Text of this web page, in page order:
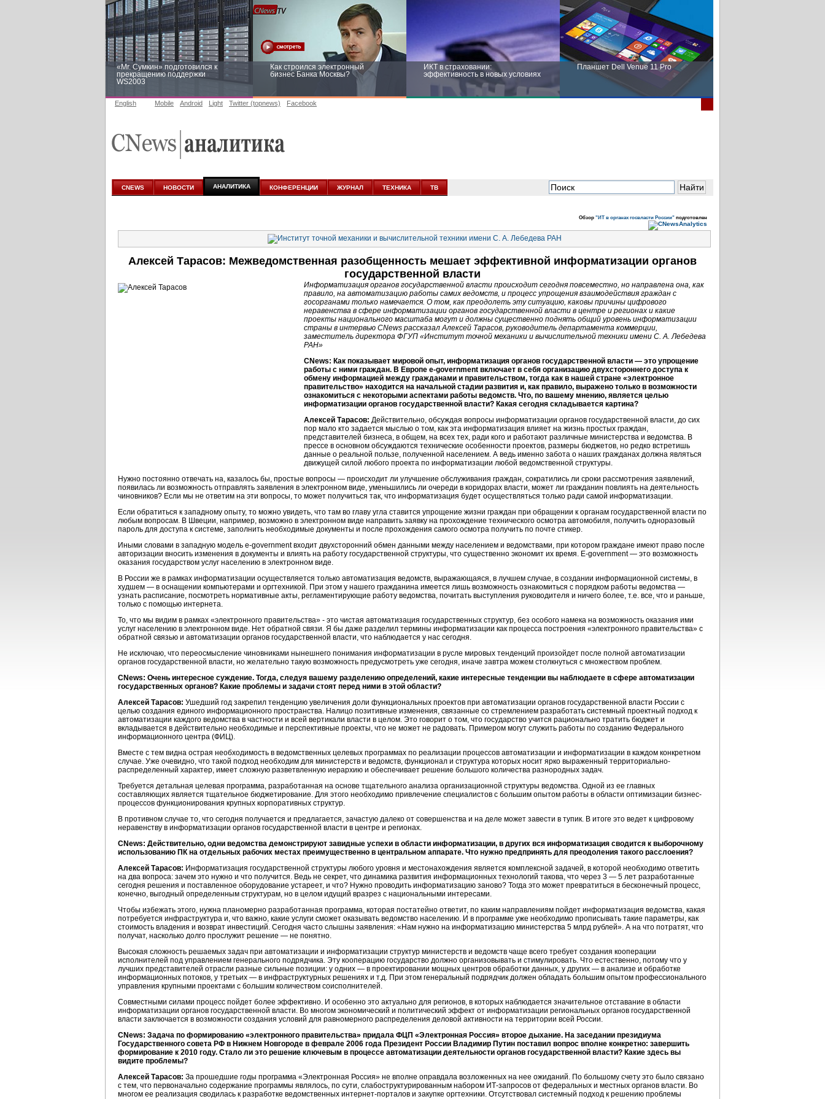
«Mr. Сумкин» подготовился к
прекращению поддержки
WS2003
Как строился электронный
бизнес Банка Москвы?
ИКТ в страховании:
эффективность в новых условиях
Планшет Dell Venue 11 Pro
аналитике
новых условиях
English Mobile Android Light Twitter (topnews) Facebook
CNEWS НОВОСТИ АНАЛИТИКА КОНФЕРЕНЦИИ ЖУРНАЛ ТЕХНИКА ТВ
Обзор "ИТ в органах госвласти России" подготовлен
Алексей Тарасов: Межведомственная разобщенность мешает эффективной информатизации органов
государственной власти
Информатизация органов государственной власти происходит сегодня повсеместно, но направлена она, как
правило, на автоматизацию работы самих ведомств, и процесс упрощения взаимодействия граждан с
госорганами только намечается. О том, как преодолеть эту ситуацию, каковы причины цифрового
неравенства в сфере информатизации органов государственной власти в центре и регионах и какие
проекты национального масштаба могут и должны существенно поднять общий уровень информатизации
страны в интервью CNews рассказал Алексей Тарасов, руководитель департамента коммерции,
заместитель директора ФГУП «Институт точной механики и вычислительной техники имени С. А. Лебедева
РАН»
CNews: Как показывает мировой опыт, информатизация органов государственной власти — это упрощение
работы с ними граждан. В Европе e-government включает в себя организацию двухстороннего доступа к
обмену информацией между гражданами и правительством, тогда как в нашей стране «электронное
правительство» находится на начальной стадии развития и, как правило, выражено только в возможности
ознакомиться с некоторыми аспектами работы ведомств. Что, по вашему мнению, является целью
информатизации органов государственной власти? Какая сегодня складывается картина?
Алексей Тарасов: Действительно, обсуждая вопросы информатизации органов государственной власти, до сих
пор мало кто задается мыслью о том, как эта информатизация влияет на жизнь простых граждан,
представителей бизнеса, в общем, на всех тех, ради кого и работают различные министерства и ведомства. В
прессе в основном обсуждаются технические особенности проектов, размеры бюджетов, но редко встретишь
данные о реальной пользе, полученной населением. А ведь именно забота о наших гражданах должна являться
движущей силой любого проекта по информатизации любой ведомственной структуры.
Нужно постоянно отвечать на, казалось бы, простые вопросы — происходит ли улучшение обслуживания граждан, сократились ли сроки рассмотрения заявлений,
появилась ли возможность отправлять заявления в электронном виде, уменьшились ли очереди в коридорах власти, может ли гражданин повлиять на деятельность
чиновников? Если мы не ответим на эти вопросы, то может получиться так, что информатизация будет осуществляться только ради самой информатизации.
Если обратиться к западному опыту, то можно увидеть, что там во главу угла ставится упрощение жизни граждан при обращении к органам государственной власти по
любым вопросам. В Швеции, например, возможно в электронном виде направить заявку на прохождение технического осмотра автомобиля, получить одноразовый
пароль для доступа к системе, заполнить необходимые документы и после прохождения самого осмотра получить по почте стикер.
Иными словами в западную модель e-government входит двухсторонний обмен данными между населением и ведомствами, при котором граждане имеют право после
авторизации вносить изменения в документы и влиять на работу государственной структуры, что существенно экономит их время. E-government — это возможность
оказания государством услуг населению в электронном виде.
В России же в рамках информатизации осуществляется только автоматизация ведомств, выражающаяся, в лучшем случае, в создании информационной системы, в
худшем — в оснащении компьютерами и оргтехникой. При этом у нашего гражданина имеется лишь возможность ознакомиться с порядком работы ведомства —
узнать расписание, посмотреть нормативные акты, регламентирующие работу ведомства, почитать выступления руководителя и ничего более, т.е. все, что и раньше,
только с помощью интернета.
То, что мы видим в рамках «электронного правительства» - это чистая автоматизация государственных структур, без особого намека на возможность оказания ими
услуг населению в электронном виде. Нет обратной связи. Я бы даже разделил термины информатизации как процесса построения «электронного правительства» с
обратной связью и автоматизации органов государственной власти, что наблюдается у нас сегодня.
Не исключаю, что переосмысление чиновниками нынешнего понимания информатизации в русле мировых тенденций произойдет после полной автоматизации
органов государственной власти, но желательно такую возможность предусмотреть уже сегодня, иначе завтра можем столкнуться с множеством проблем.
CNews: Очень интересное суждение. Тогда, следуя вашему разделению определений, какие интересные тенденции вы наблюдаете в сфере автоматизации
государственных органов? Какие проблемы и задачи стоят перед ними в этой области?
Алексей Тарасов: Ушедший год закрепил тенденцию увеличения доли функциональных проектов при автоматизации органов государственной власти России с
целью создания единого информационного пространства. Налицо позитивные изменения, связанные со стремлением разработать системный проектный подход к
автоматизации каждого ведомства в частности и всей вертикали власти в целом. Это говорит о том, что государство учится рационально тратить бюджет и
вкладывается в действительно необходимые и перспективные проекты, что не может не радовать. Примером могут служить работы по созданию Федерального
информационного центра (ФИЦ).
Вместе с тем видна острая необходимость в ведомственных целевых программах по реализации процессов автоматизации и информатизации в каждом конкретном
случае. Уже очевидно, что такой подход необходим для министерств и ведомств, функционал и структура которых носит ярко выраженный территориально-
распределенный характер, имеет сложную разветвленную иерархию и обеспечивает решение большого количества разнородных задач.
Требуется детальная целевая программа, разработанная на основе тщательного анализа организационной структуры ведомства. Одной из ее главных
составляющих является тщательное бюджетирование. Для этого необходимо привлечение специалистов с большим опытом работы в области оптимизации бизнес-
процессов функционирования крупных корпоративных структур.
В противном случае то, что сегодня получается и предлагается, зачастую далеко от совершенства и на деле может завести в тупик. В итоге это ведет к цифровому
неравенству в информатизации органов государственной власти в центре и регионах.
CNews: Действительно, одни ведомства демонстрируют завидные успехи в области информатизации, в других вся информатизация сводится к выборочному
использованию ПК на отдельных рабочих местах преимущественно в центральном аппарате. Что нужно предпринять для преодоления такого расслоения?
Алексей Тарасов: Информатизация государственной структуры любого уровня и местонахождения является комплексной задачей, в которой необходимо ответить
на два вопроса: зачем это нужно и что получится. Ведь не секрет, что динамика развития информационных технологий такова, что через 3 — 5 лет разработанные
сегодня решения и поставленное оборудование устареет, и что? Нужно проводить информатизацию заново? Тогда это может превратиться в бесконечный процесс,
конечно, выгодный определенным структурам, но в целом идущий вразрез с национальными интересами.
Чтобы избежать этого, нужна планомерно разработанная программа, которая постатейно ответит, по каким направлениям пойдет информатизация ведомства, какая
потребуется инфраструктура и, что важно, какие услуги сможет оказывать ведомство населению. И в программе уже необходимо прописывать такие параметры, как
стоимость владения и возврат инвестиций. Сегодня часто слышны заявления: «Нам нужно на информатизацию министерства 5 млрд рублей». А на что потратят, что
получат, насколько долго прослужит решение — не понятно.
Высокая сложность решаемых задач при автоматизации и информатизации структур министерств и ведомств чаще всего требует создания кооперации
исполнителей под управлением генерального подрядчика. Эту кооперацию государство должно организовывать и стимулировать. Что естественно, потому что у
лучших представителей отрасли разные сильные позиции: у одних — в проектировании мощных центров обработки данных, у других — в анализе и обработке
информационных потоков, у третьих — в инфраструктурных решениях и т.д. При этом генеральный подрядчик должен обладать большим опытом профессионального
управления крупными проектами с большим количеством соисполнителей.
Совместными силами процесс пойдет более эффективно. И особенно это актуально для регионов, в которых наблюдается значительное отставание в области
информатизации органов государственной власти. Во многом экономический и политический эффект от информатизации региональных органов государственной
власти заключается в возможности создания условий для равномерного распределения деловой активности на территории всей России.
CNews: Задача по формированию «электронного правительства» придала ФЦП «Электронная Россия» второе дыхание. На заседании президиума
Государственного совета РФ в Нижнем Новгороде в феврале 2006 года Президент России Владимир Путин поставил вопрос вполне конкретно: завершить
формирование к 2010 году. Стало ли это решение ключевым в процессе автоматизации деятельности органов государственной власти? Какие здесь вы
видите проблемы?
Алексей Тарасов: За прошедшие годы программа «Электронная Россия» не вполне оправдала возложенных на нее ожиданий. По большому счету это было связано
с тем, что первоначально содержание программы являлось, по сути, слабоструктурированным набором ИТ-запросов от федеральных и местных органов власти. Во
многом ее реализация сводилась к разработке ведомственных интернет-порталов и закупке оргтехники. Отсутствовал системный подход к решению проблемы